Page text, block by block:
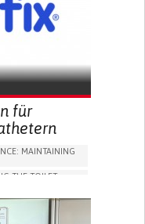
HEALTH
für
MAINTAINING
THE TOILET